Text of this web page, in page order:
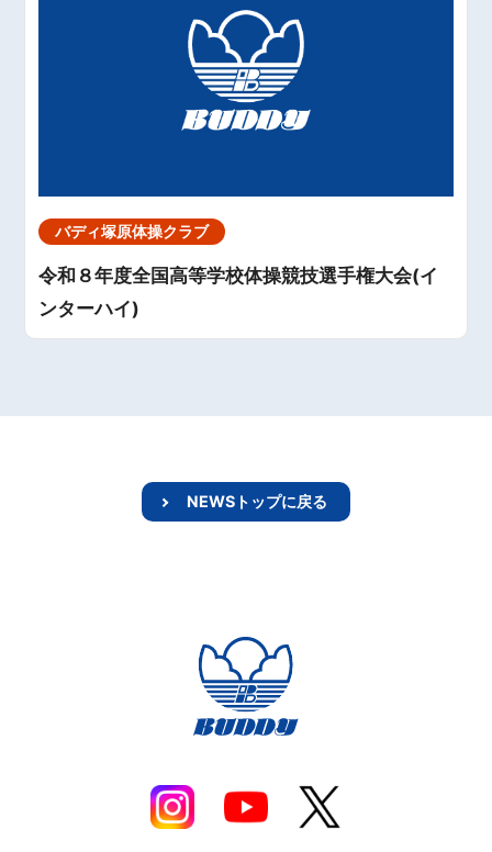
バディ塚原体操クラブ
令和８年度全国高等学校体操競技選手権大会(イ
ンターハイ)
NEWSトップに戻る